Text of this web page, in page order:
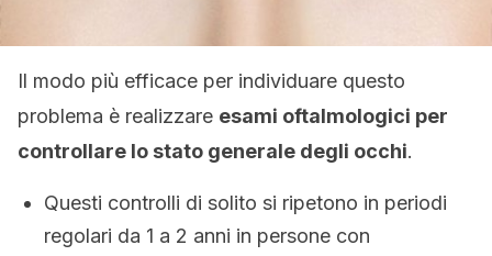
Il modo più efficace per individuare questo
problema è realizzare esami oftalmologici per
controllare lo stato generale degli occhi.
Questi controlli di solito si ripetono in periodi
regolari da 1 a 2 anni in persone con